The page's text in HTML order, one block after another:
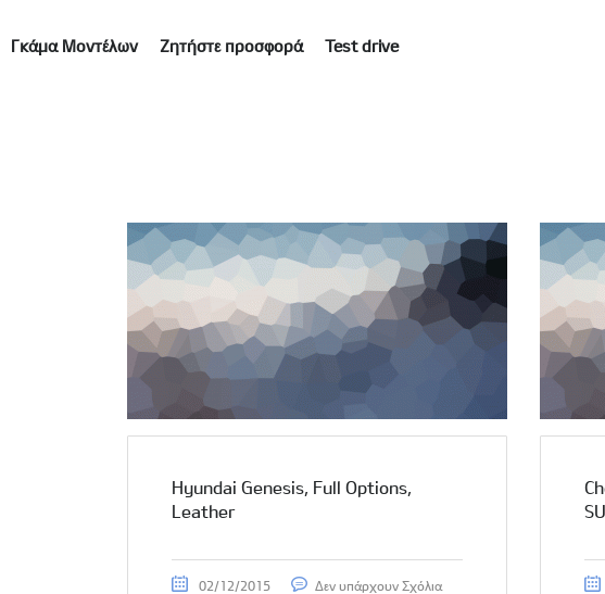
Γκάμα Μοντέλων Ζητήστε προσφορά Test drive
Hyundai Genesis, Full Options,
Leather
02/12/2015 Δεν υπάρχουν Σχόλια